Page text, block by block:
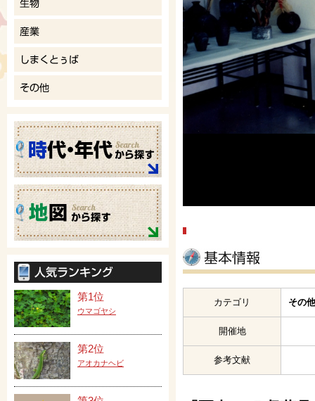
カテゴリ その
開催地
参考文献
第1位
ウマゴヤシ
第2位
アオカナヘビ